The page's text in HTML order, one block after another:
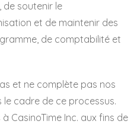
soutenir le
et de maintenir des
de comptabilité et
et ne complète pas nos
le cadre de ce processus.
CasinoTime Inc. aux fins de